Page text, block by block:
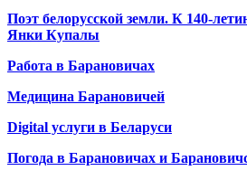
Поэт белорусской земли. К 140-
Янки Купалы
Работа в Барановичах
Медицина Барановичей
Digital услуги в Беларуси
Погода в Барановичах и